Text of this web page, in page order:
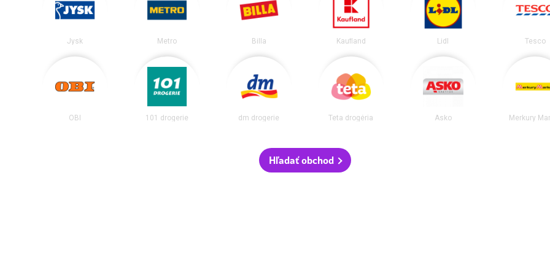
Jysk Metro Billa Kaufland Lidl Tesco
OBI 101 drogerie dm drogerie Teta drogéria Asko Merkury
Hľadať obchod